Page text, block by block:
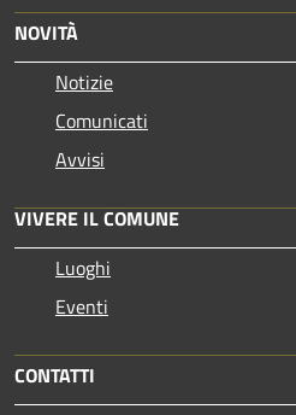
NOVITÀ
Notizie
Comunicati
Avvisi
VIVERE IL COMUNE
Luoghi
Eventi
CONTATTI